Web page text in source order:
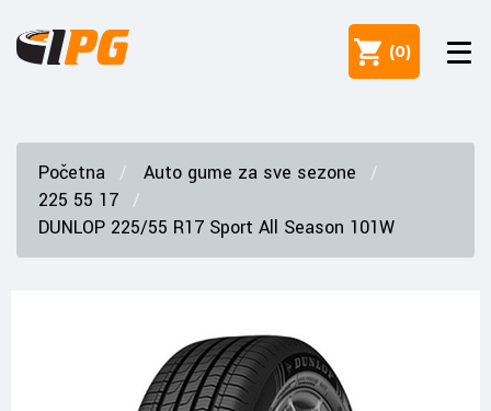
(0)
Početna
Auto gume za sve sezone
225 55 17
DUNLOP 225/55 R17 Sport All Season 101W